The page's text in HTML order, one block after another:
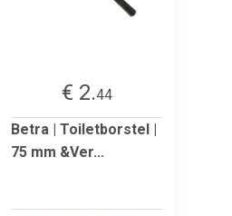
€ 2.44
Betra | Toiletborstel |
75 mm &Ver...